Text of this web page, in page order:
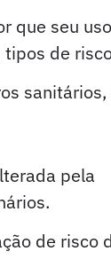
que seu
de
pela
de risco